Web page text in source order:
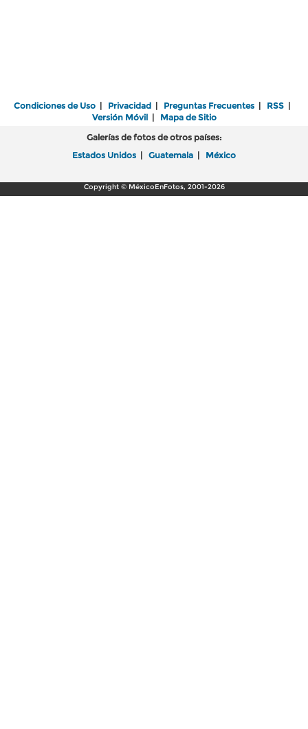
Condiciones de Uso | Privacidad | Preguntas Frecuentes | RSS |
Versión Móvil| Mapa de Sitio
Galerías de fotos de otros países:
Estados Unidos | Guatemala | México
Copyright © MéxicoEnFotos, 2001-2026